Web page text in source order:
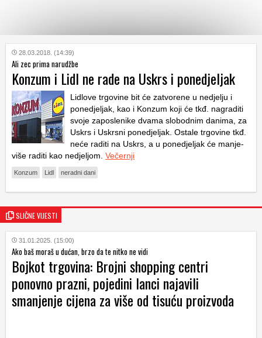
KATEGORIJE
HRVATSKI
WEB
28.03.2018. (14:39)
Ali zec prima narudžbe
Konzum i Lidl ne rade na Uskrs i ponedjeljak
Lidlove trgovine bit će zatvorene u nedjelju i
ponedjeljak, kao i Konzum koji će tkđ. nagraditi
svoje zaposlenike dvama slobodnim danima, za
Uskrs i Uskrsni ponedjeljak. Ostale trgovine tkđ.
neće raditi na Uskrs, a u ponedjeljak će manje-
više raditi kao nedjeljom. Večernji
Konzum Lidl neradni dani
SLIČNE VIJESTI
31.01.2025. (15:00)
Ako baš moraš u dućan, brzo da te nitko ne vidi
Bojkot trgovina: Brojni shopping centri
ponovno prazni, pojedini lanci najavili
smanjenje cijena za više od tisuću proizvoda